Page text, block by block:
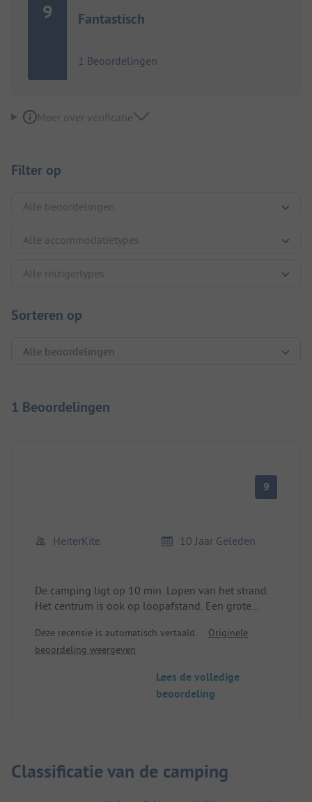
9 Fantastisch
1 Beoordelingen
Meer over verificatie
Filter op
Sorteren op
1 Beoordelingen
9
HeiterKite 10 Jaar Geleden
De camping ligt op 10 min. Lopen van het strand.
Het centrum is ook op loopafstand. Een grote
De camping en vooral het sanitair zijn erg schoon.
Voor kinderen is er elke avond een
bezoek van een clown etc....
Waarom de ADAC deze camping niet heeft
die direct aan het strand ligt.
Deze recensie is automatisch vertaald.
Originele
beoordeling weergeven
Lees de volledige
beoordeling
Classificatie van de camping